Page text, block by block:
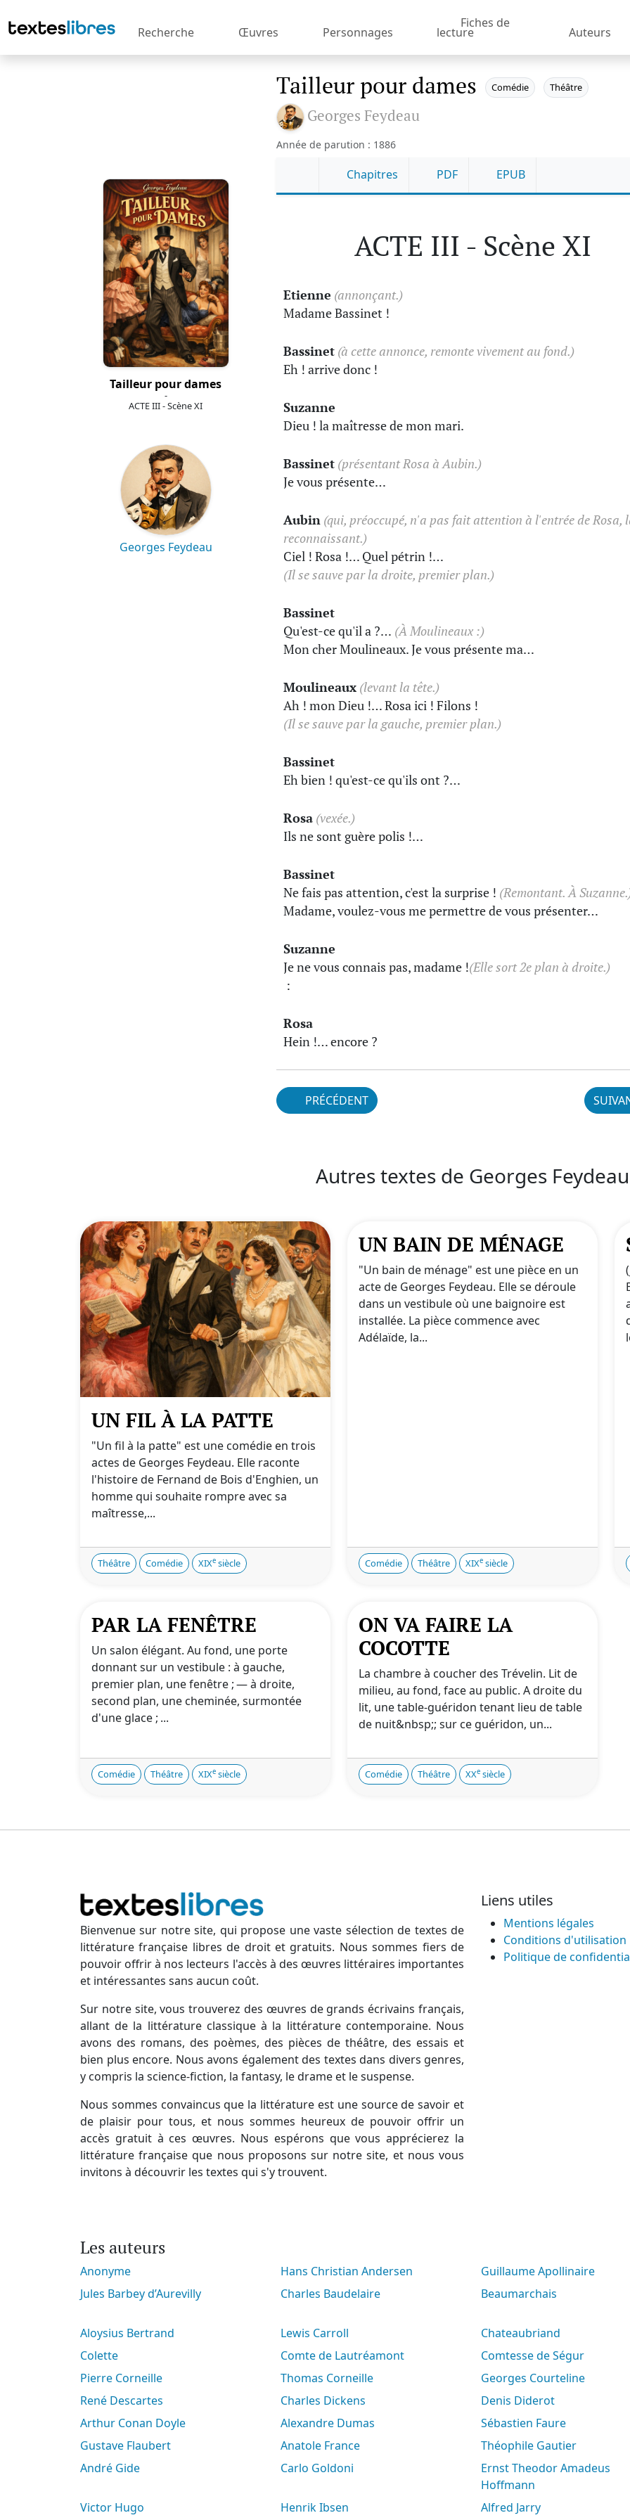
Recherche Œuvres Personnages
Fiches de
lecture Auteurs
Tailleur pour dames
-
ACTE III - Scène XI
Georges Feydeau
Tailleur pour dames Comédie Théâtre
Georges Feydeau
Année de parution : 1886
Chapitres PDF EPUB
ACTE III - Scène XI
Etienne (annonçant.)
Madame Bassinet !
Bassinet (à cette annonce, remonte vivement au fond.)
Eh ! arrive donc !
Suzanne
Dieu ! la maîtresse de mon mari.
Bassinet (présentant Rosa à Aubin.)
Je vous présente…
Aubin (qui, préoccupé, n'a pas fait attention à l'entrée de Rosa,
reconnaissant.)
Ciel ! Rosa !… Quel pétrin !…
(Il se sauve par la droite, premier plan.)
Bassinet
Qu'est-ce qu'il a ?… (À Moulineaux :)
Mon cher Moulineaux. Je vous présente ma…
Moulineaux (levant la tête.)
Ah ! mon Dieu !… Rosa ici ! Filons !
(Il se sauve par la gauche, premier plan.)
Bassinet
Eh bien ! qu'est-ce qu'ils ont ?…
Rosa (vexée.)
Ils ne sont guère polis !…
Bassinet
Ne fais pas attention, c'est la surprise ! (Remontant. À
Madame, voulez-vous me permettre de vous présenter…
Suzanne
Je ne vous connais pas, madame !(Elle sort 2e plan à droite.)
:
Rosa
Hein !… encore ?
PRÉCÉDENT
Autres textes de Georges Feydeau
UN FIL À LA PATTE
"Un fil à la patte" est une comédie en trois
actes de Georges Feydeau. Elle raconte
l'histoire de Fernand de Bois d'Enghien, un
homme qui souhaite rompre avec sa
maîtresse,...
Théâtre Comédie XIXe siècle
UN BAIN DE MÉNAGE
"Un bain de ménage" est une pièce en un
acte de Georges Feydeau. Elle se déroule
dans un vestibule où une baignoire est
installée. La pièce commence avec
Adélaïde, la...
Comédie Théâtre XIXe siècle
PAR LA FENÊTRE
Un salon élégant. Au fond, une porte
donnant sur un vestibule : à gauche,
premier plan, une fenêtre ; — à droite,
second plan, une cheminée, surmontée
d'une glace ; ...
Comédie Théâtre XIXe siècle
ON VA FAIRE LA
COCOTTE
La chambre à coucher des Trévelin. Lit de
milieu, au fond, face au public. A droite du
lit, une table-guéridon tenant lieu de table
de nuit&nbsp;; sur ce guéridon, un...
Comédie Théâtre XXe siècle
Bienvenue sur notre site, qui propose une vaste sélection de textes de
littérature française libres de droit et gratuits. Nous sommes fiers de
pouvoir offrir à nos lecteurs l'accès à des œuvres littéraires importantes
et intéressantes sans aucun coût.
Sur notre site, vous trouverez des œuvres de grands écrivains français,
allant de la littérature classique à la littérature contemporaine. Nous
avons des romans, des poèmes, des pièces de théâtre, des essais et
bien plus encore. Nous avons également des textes dans divers genres,
y compris la science-fiction, la fantasy, le drame et le suspense.
Nous sommes convaincus que la littérature est une source de savoir et
de plaisir pour tous, et nous sommes heureux de pouvoir offrir un
accès gratuit à ces œuvres. Nous espérons que vous apprécierez la
littérature française que nous proposons sur notre site, et nous vous
invitons à découvrir les textes qui s'y trouvent.
Liens utiles
Mentions légales
Conditions d'utilisation
Politique de
Les auteurs
Anonyme Hans Christian Andersen
Guillaume Apollinaire
Jules Barbey d’Aurevilly
Charles Baudelaire Beaumarchais
Aloysius Bertrand Lewis Carroll
Chateaubriand
Colette
Comte de Lautréamont
Comtesse de Ségur
Pierre Corneille
Thomas Corneille
Georges Courteline
René Descartes
Charles Dickens
Denis Diderot
Arthur Conan Doyle
Alexandre Dumas
Sébastien Faure
Gustave Flaubert
Anatole France
Théophile Gautier
André Gide
Carlo Goldoni
Ernst Theodor Amadeus
Hoffmann
Victor Hugo
Henrik Ibsen Alfred Jarry